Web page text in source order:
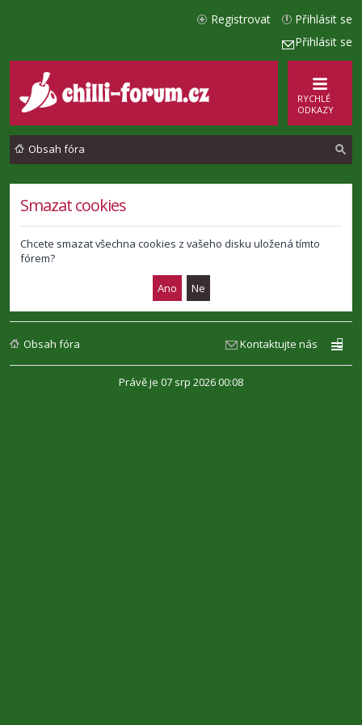
Přihlásit se
Přihlásit se
Registrovat
RYCHLÉ
ODKAZY
Obsah fóra
Smazat cookies
Chcete smazat všechna cookies z vašeho disku uložená tímto
fórem?
Obsah fóra Kontaktujte nás
Právě je 07 srp 2026 00:08